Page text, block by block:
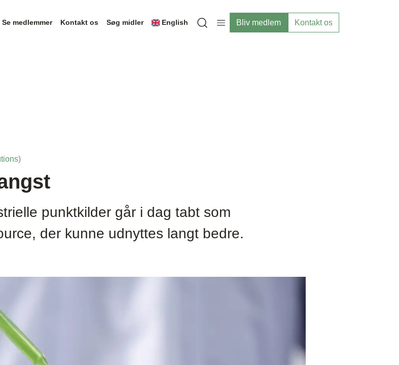
Se medlemmer Kontakt os Søg midler English
Open search modal
Bliv medlem Kontakt os
punktkilder går i dag tabt som
der kunne udnyttes langt bedre.